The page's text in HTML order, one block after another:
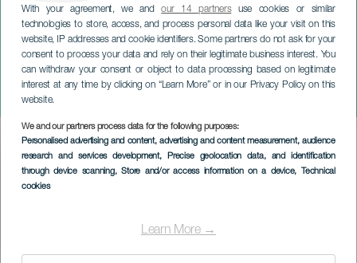
With your agreement, we andour 14 partnersuse cookies or similar
technologies to store, access, and process personal data like your visit on this
website, IP addresses and cookie identifiers. Some partners do not ask for your
consent to process your data and rely on their legitimate business interest. You
can withdraw your consent or object to data processing based on legitimate
interest at any time by clicking on “Learn More” or in our Privacy Policy on this
website.
We and our partners process data for the following purposes:
Personalised advertising and content, advertising and content measurement, audience
research and services development, Precise geolocation data, and identification
through device scanning, Store and/or access information on a device, Technical
cookies
Learn More →
Alto For Two y Dainius
Pulauskas Group - Festival
Internacional Canarias
Jazz y Más
LA PALMA
Imagen
Listado